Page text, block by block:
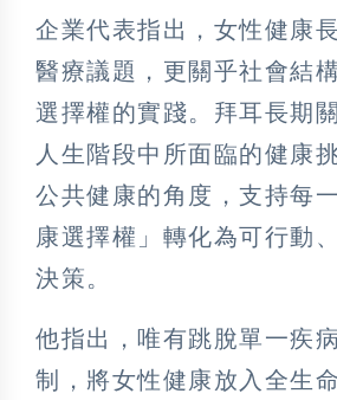
企業代表指出，女性健康
醫療議題，更關乎社會結
選擇權的實踐。拜耳長期
人生階段中所面臨的健康
公共健康的角度，支持每
康選擇權」轉化為可行動
決策。
他指出，唯有跳脫單一疾
制，將女性健康放入全生